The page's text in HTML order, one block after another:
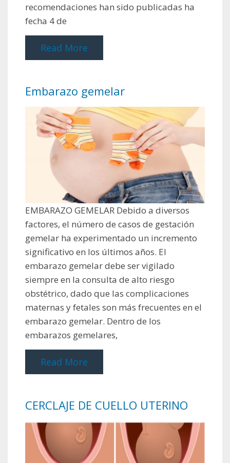
recomendaciones han sido publicadas ha
fecha 4 de
Read More
Embarazo gemelar
EMBARAZO GEMELAR Debido a diversos
factores, el número de casos de gestación
gemelar ha experimentado un incremento
significativo en los últimos años. El
embarazo gemelar debe ser vigilado
siempre en la consulta de alto riesgo
obstétrico, dado que las complicaciones
maternas y fetales son más frecuentes en el
embarazo gemelar. Dentro de los
embarazos gemelares,
Read More
CERCLAJE DE CUELLO UTERINO